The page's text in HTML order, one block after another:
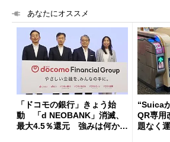
あなたにオススメ
「ドコモの銀行」きょう始
動 「d NEOBANK」消滅、
最大4.5％還元 強みは何か解
“Suica
QR専用
題なく